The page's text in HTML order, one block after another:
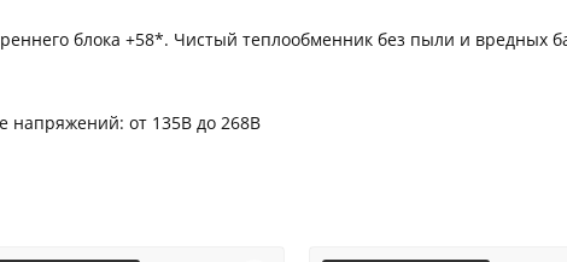
блока +58*. Чистый теплообменник без пыли и вредных
напряжений: от 135В до 268В